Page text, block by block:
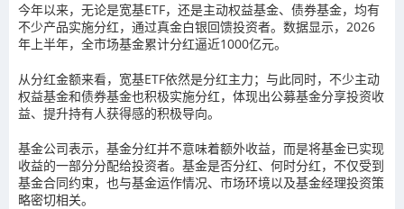
今年以来，无论是宽基ETF，还是主动权益基金、债券基金，均有
不少产品实施分红，通过真金白银回馈投资者。数据显示，2026
年上半年，全市场基金累计分红逼近1000亿元。
从分红金额来看，宽基ETF依然是分红主力；与此同时，不少主动
权益基金和债券基金也积极实施分红，体现出公募基金分享投资收
益、提升持有人获得感的积极导向。
基金公司表示，基金分红并不意味着额外收益，而是将基金已实现
收益的一部分分配给投资者。基金是否分红、何时分红，不仅受到
基金合同约束，也与基金运作情况、市场环境以及基金经理投资策
略密切相关。